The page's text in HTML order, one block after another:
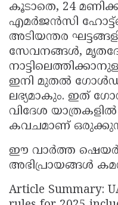
കൂടാതെ, 24
എമർജൻസി
അടിയന്തര
സേവനങ്ങൾ,
ഇനി മുതൽ
ലഭ്യമാകും. ഇത്
വിദേശ
കവചമാണ്
ഈ വാർത്ത ഷെയർ
അഭിപ്രായങ്ങൾ
Article Summary: